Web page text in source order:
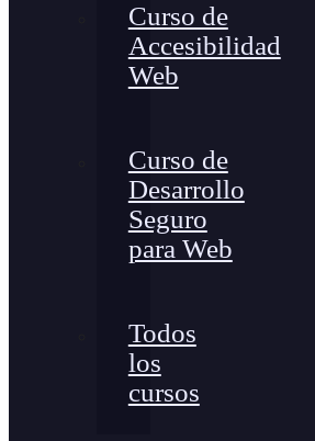
Curso de
Accesibilidad
Web
Curso de
Desarrollo
Seguro
para Web
Todos
los
cursos